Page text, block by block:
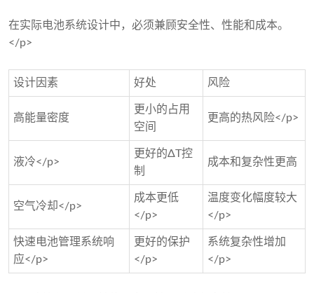
在实际电池系统设计中，必须兼顾安全性、性能和成本。
</p>
设计因素 好处 风险
高能量密度
更小的占用
空间
更高的热风险</p>
液冷</p>
更好的ΔT控
制
成本和复杂性更高
空气冷却</p>
成本更低
</p>
温度变化幅度较大
</p>
快速电池管理系统响
应</p>
更好的保护
</p>
系统复杂性增加
</p>